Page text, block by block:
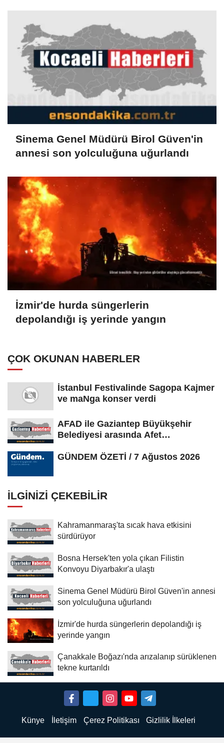
Sinema Genel Müdürü Birol Güven'in
annesi son yolculuğuna uğurlandı
İzmir'de hurda süngerlerin
depolandığı iş yerinde yangın
ÇOK OKUNAN HABERLER
İstanbul Festivalinde Sagopa Kajmer
ve maNga konser verdi
AFAD ile Gaziantep Büyükşehir
Belediyesi arasında Afet
GÜNDEM ÖZETİ / 7 Ağustos 2026
İLGINIZI ÇEKEBILIR
Kahramanmaraş'ta sıcak hava etkisini
sürdürüyor
Bosna Hersek'ten yola çıkan Filistin
Konvoyu Diyarbakır'a ulaştı
Sinema Genel Müdürü Birol Güven'in annesi
son yolculuğuna uğurlandı
İzmir'de hurda süngerlerin depolandığı iş
yerinde yangın
Çanakkale Boğazı'nda arızalanıp sürüklenen
tekne kurtarıldı
Künye İletişim Çerez Politikası Gizlilik İlkeleri